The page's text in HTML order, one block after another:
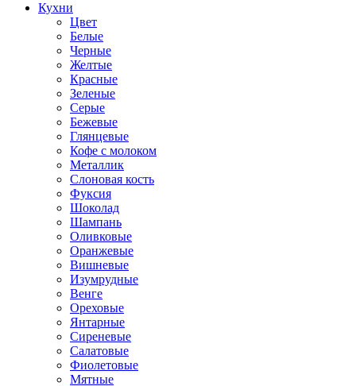
Кухни
Цвет
Белые
Черные
Желтые
Красные
Зеленые
Серые
Бежевые
Глянцевые
Кофе с молоком
Металлик
Слоновая кость
Фуксия
Шоколад
Шампань
Оливковые
Оранжевые
Вишневые
Изумрудные
Венге
Ореховые
Янтарные
Сиреневые
Салатовые
Фиолетовые
Мятные